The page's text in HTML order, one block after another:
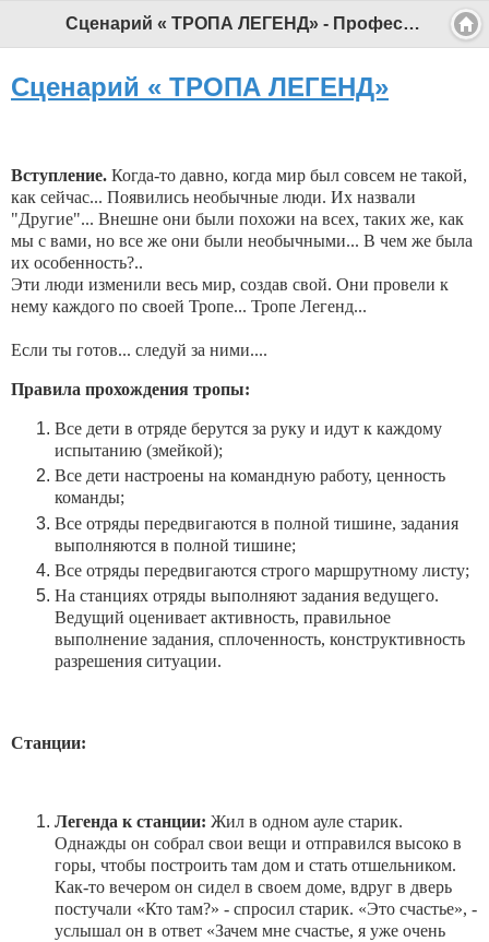
Сценарий « ТРОПА ЛЕГЕНД» - Профессиональный педагог
Сценарий « ТРОПА ЛЕГЕНД»
Вступление. Когда-то давно, когда мир был совсем не такой,
как сейчас... Появились необычные люди. Их назвали
"Другие"... Внешне они были похожи на всех, таких же, как
мы с вами, но все же они были необычными... В чем же была
их особенность?..
Эти люди изменили весь мир, создав свой. Они провели к
нему каждого по своей Тропе... Тропе Легенд...
Если ты готов... следуй за ними....
Правила прохождения тропы:
Все дети в отряде берутся за руку и идут к каждому
испытанию (змейкой);
Все дети настроены на командную работу, ценность
команды;
Все отряды передвигаются в полной тишине, задания
выполняются в полной тишине;
Все отряды передвигаются строго маршрутному листу;
На станциях отряды выполняют задания ведущего.
Ведущий оценивает активность, правильное
выполнение задания, сплоченность, конструктивность
разрешения ситуации.
Станции:
Легенда к станции: Жил в одном ауле старик.
Однажды он собрал свои вещи и отправился высоко в
горы, чтобы построить там дом и стать отшельником.
Как-то вечером он сидел в своем доме, вдруг в дверь
постучали «Кто там?» - спросил старик. «Это счастье», -
услышал он в ответ «Зачем мне счастье, я уже очень